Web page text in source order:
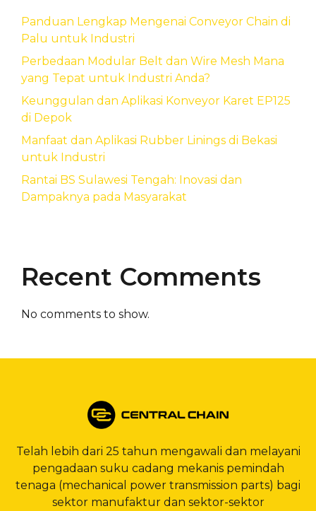
Panduan Lengkap Mengenai Conveyor Chain di
Palu untuk Industri
Perbedaan Modular Belt dan Wire Mesh Mana
yang Tepat untuk Industri Anda?
Keunggulan dan Aplikasi Konveyor Karet EP125
di Depok
Manfaat dan Aplikasi Rubber Linings di Bekasi
untuk Industri
Rantai BS Sulawesi Tengah: Inovasi dan
Dampaknya pada Masyarakat
Recent Comments
No comments to show.
Telah lebih dari 25 tahun mengawali dan melayani
pengadaan suku cadang mekanis pemindah
tenaga (mechanical power transmission parts) bagi
sektor manufaktur dan sektor-sektor